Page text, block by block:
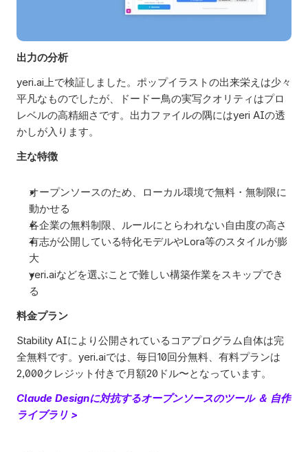
出力の分析
yeri.ai上で検証しました。ポップイラストの出来栄えは少々
平凡なものでしたが、ドードー鳥の実写クオリティはプロ
レベルの高精細さです。出力ファイルの隅にはyeri AIの透
かしが入ります。
主な特徴
オープンソースのため、ローカル環境で無料・無制限に
動かせる
各企業の無料制限、ルールにとらわれない自由度の高さ
有志が公開している特化モデルやLora等のスタイルが膨
大
yeri.aiなどを選ぶことで難しい構築作業をスキップでき
る
料金プラン
Stability AIにより公開されているコアプログラム自体は完
全無料です。yeri.aiでは、毎日10回分無料、有料プランは
2,000クレジット付きで月額20ドル〜となっています。
Claude Designに対抗するオープンソースのツール ＆ 自作
ライブラリ >